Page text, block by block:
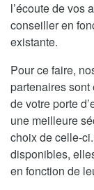
l’écoute de vos
conseiller en
existante.
Pour ce faire,
partenaires
de votre porte
une meilleure
choix de celle-
disponibles,
en fonction de